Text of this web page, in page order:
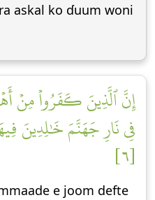
askal ko ɗuum woni
إِنَّ ٱلَّذِينَ كَفَرُواْ مِنۡ
فِي نَارِ جَهَنَّمَ خَٰلِدِينَ
[٦]
e joom defte